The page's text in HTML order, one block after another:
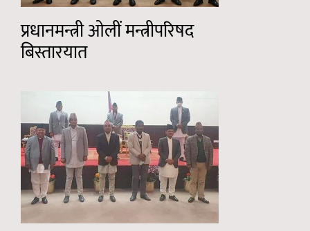
प्रधानमन्त्री ओलीं मन्त्रीपरिषद
बिस्तारयात